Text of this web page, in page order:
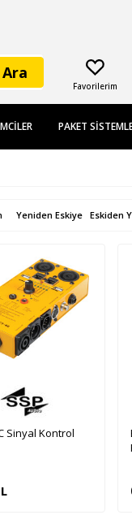
Ara
Favorilerim
PAKET
Yeniden Eskiye Eskiden
Sinyal Kontrol